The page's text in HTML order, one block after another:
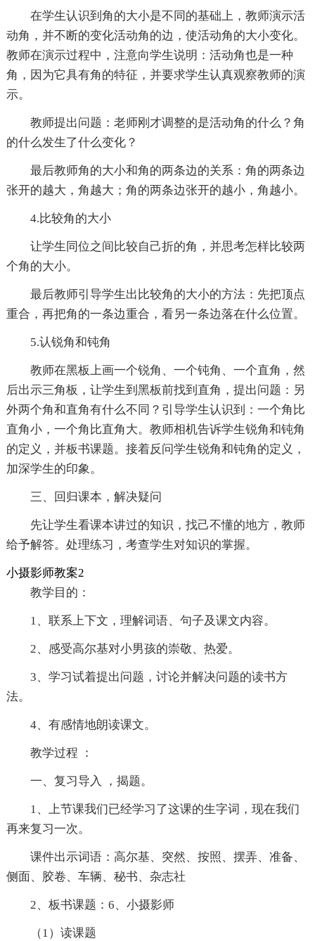
在学生认识到角的大小是不同的基础上，教师演示活
动角，并不断的变化活动角的边，使活动角的大小变化。
教师在演示过程中，注意向学生说明：活动角也是一种
角，因为它具有角的特征，并要求学生认真观察教师的演
示。
教师提出问题：老师刚才调整的是活动角的什么？角
的什么发生了什么变化？
最后教师角的大小和角的两条边的关系：角的两条边
张开的越大，角越大；角的两条边张开的越小，角越小。
4.比较角的大小
让学生同位之间比较自己折的角，并思考怎样比较两
个角的大小。
最后教师引导学生出比较角的大小的方法：先把顶点
重合，再把角的一条边重合，看另一条边落在什么位置。
5.认锐角和钝角
教师在黑板上画一个锐角、一个钝角、一个直角，然
后出示三角板，让学生到黑板前找到直角，提出问题：另
外两个角和直角有什么不同？引导学生认识到：一个角比
直角小，一个角比直角大。教师相机告诉学生锐角和钝角
的定义，并板书课题。接着反问学生锐角和钝角的定义，
加深学生的印象。
三、回归课本，解决疑问
先让学生看课本讲过的知识，找己不懂的地方，教师
给予解答。处理练习，考查学生对知识的掌握。
小摄影师教案2
教学目的：
1、联系上下文，理解词语、句子及课文内容。
2、感受高尔基对小男孩的崇敬、热爱。
3、学习试着提出问题，讨论并解决问题的读书方
法。
4、有感情地朗读课文。
教学过程 ：
一、复习导入 ，揭题。
1、上节课我们已经学习了这课的生字词，现在我们
再来复习一次。
课件出示词语：高尔基、突然、按照、摆弄、准备、
侧面、胶卷、车辆、秘书、杂志社
2、板书课题：6、小摄影师
（1）读课题